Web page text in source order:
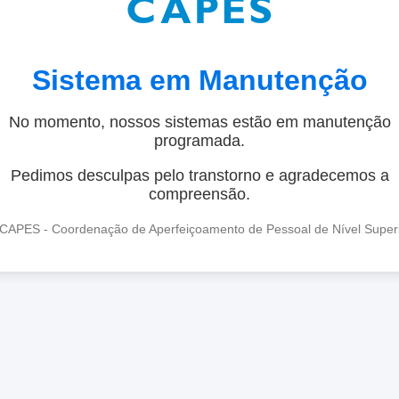
Sistema em Manutenção
No momento, nossos sistemas estão em manutenção
programada.
Pedimos desculpas pelo transtorno e agradecemos a
compreensão.
- Coordenação de Aperfeiçoamento de Pessoal de Nível